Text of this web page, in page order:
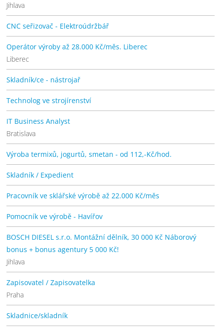
Jihlava
CNC seřizovač - Elektroúdržbář
Operátor výroby až 28.000 Kč/měs. Liberec
Liberec
Skladník/ce - nástrojař
Technolog ve strojírenství
IT Business Analyst
Bratislava
Výroba termixů, jogurtů, smetan - od 112,-Kč/hod.
Skladník / Expedient
Pracovník ve sklářské výrobě až 22.000 Kč/měs
Pomocník ve výrobě - Havířov
BOSCH DIESEL s.r.o. Montážní dělník, 30 000 Kč Náborový
bonus + bonus agentury 5 000 Kč!
Jihlava
Zapisovatel / Zapisovatelka
Praha
Skladnice/skladník